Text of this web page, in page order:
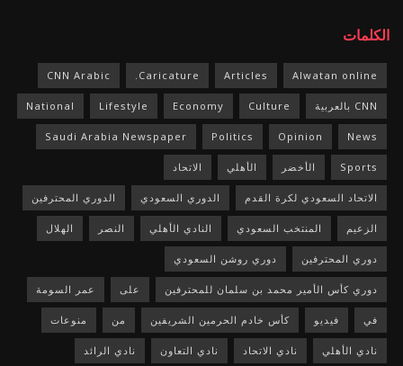
الكلمات
Alwatan online
Articles
Caricature.
CNN Arabic
CNN بالعربية Culture
Economy
Lifestyle
National
News
Opinion
Politics
Saudi Arabia Newspaper
Sports الأخضر الأهلي الاتحاد
الاتحاد السعودي لكرة القدم الدوري السعودي الدوري المحترفين
الزعيم المنتخب السعودي النادي الأهلي النصر الهلال
دوري المحترفين دوري روشن السعودي
دوري كأس الأمير محمد بن سلمان للمحترفين على عمر السومة
في فيديو كأس خادم الحرمين الشريفين من منوعات
نادي الأهلي نادي الاتحاد نادي التعاون نادي الرائد